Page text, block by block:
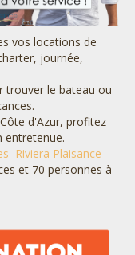
vos locations de
journée,
trouver le bateau ou
d'Azur, profitez
entretenue.
Riviera Plaisance -
et 70 personnes à